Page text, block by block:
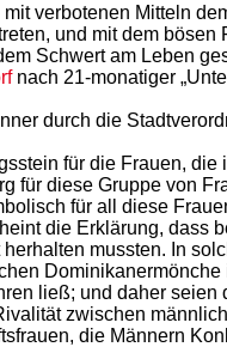
verbotenen Mitteln
und mit dem bösen
Schwert am Leben
nach 21-monatiger
durch die
für die Frauen, die
für diese Gruppe von
für all diese
die Erklärung, dass
mussten. In
Dominikanermönche
ließ; und daher seien
zwischen
die Männern